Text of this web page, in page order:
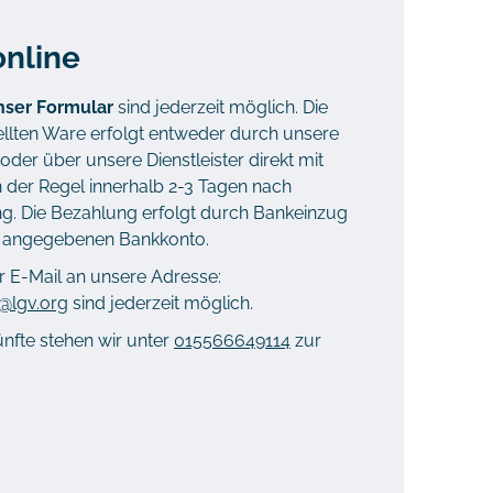
Formular sind jederzeit möglich. Die
Ware erfolgt entweder durch unsere
über unsere Dienstleister direkt mit
Regel innerhalb 2-3 Tagen nach
Die Bezahlung erfolgt durch Bankeinzug
Bankkonto.
Mail an unsere Adresse:
sind jederzeit möglich.
stehen wir unter 015566649114 zur